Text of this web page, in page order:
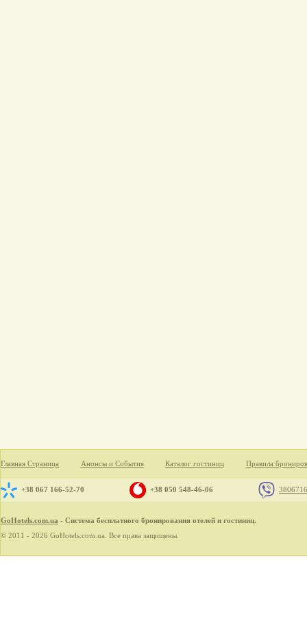
Главная Страница Анонсы и События Каталог гостиниц Правила
+38 067 166-52-70 +38 050 548-46-06
GoHotels.com.ua - Система бесплатного бронирования отелей и гостиниц.
© 2011 - 2026 GoHotels.com.ua. Все права защищены.